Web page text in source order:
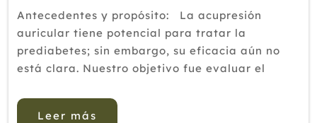
Antecedentes y propósito: La acupresión
auricular tiene potencial para tratar la
prediabetes; sin embargo, su eficacia aún no
está clara. Nuestro objetivo fue evaluar el
niveles de glucemia en pacientes con ...
Leer más